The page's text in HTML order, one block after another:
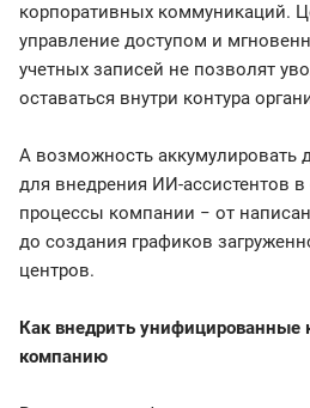
корпоративных коммуникаций.
управление доступом и
учетных записей не позволят
оставаться внутри контура
А возможность аккумулировать
для внедрения ИИ-ассистентов
процессы компании − от
до создания графиков
центров.
Как внедрить унифицированные
компанию